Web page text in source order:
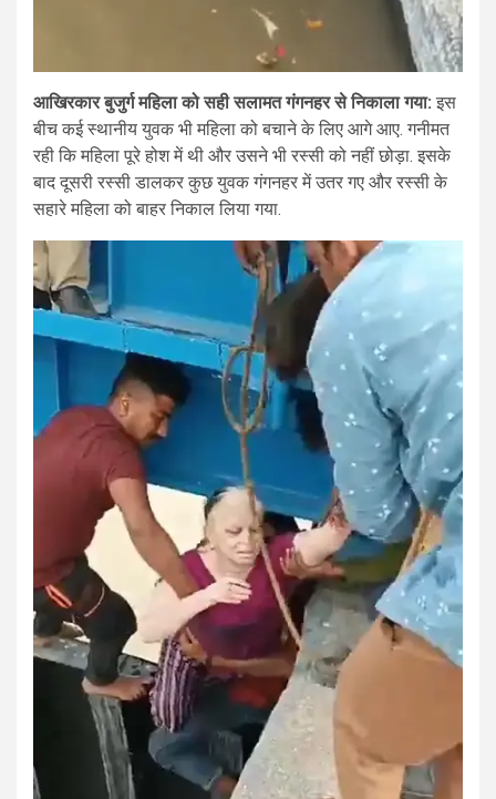
आखिरकार बुजुर्ग महिला को सही सलामत गंगनहर से निकाला गया: इस
बीच कई स्थानीय युवक भी महिला को बचाने के लिए आगे आए. गनीमत
रही कि महिला पूरे होश में थी और उसने भी रस्सी को नहीं छोड़ा. इसके
बाद दूसरी रस्सी डालकर कुछ युवक गंगनहर में उतर गए और रस्सी के
सहारे महिला को बाहर निकाल लिया गया.